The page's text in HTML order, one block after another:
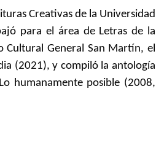
Creativas de la Universidad
para el área de Letras de la
Cultural General San Martín, el
(2021), y compiló la antología
humanamente posible (2008,